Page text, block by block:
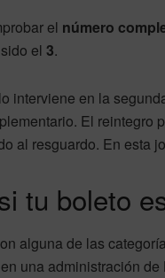
el número
el 3.
interviene en la
El reintegro
al resguardo. En esta
tu boleto
alguna de las
una administración